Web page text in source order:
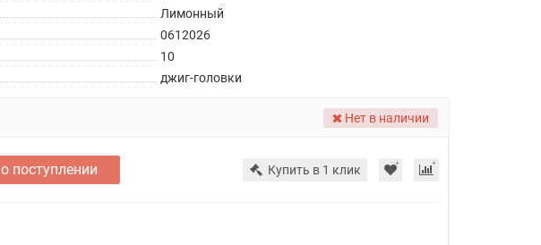
Лимонный
0612026
10
джиг-головки
Нет в наличии
поступлении Купить в 1 клик